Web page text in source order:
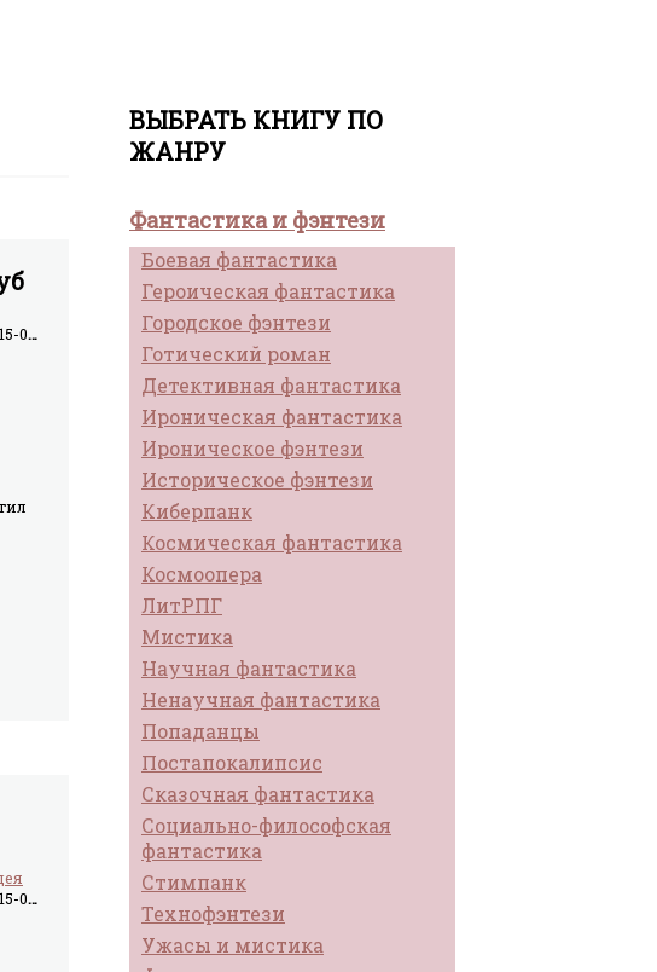
ВЫБРАТЬ КНИГУ ПО
ЖАНРУ
Фантастика и фэнтези
Боевая фантастика
Героическая фантастика
Городское фэнтези
Готический роман
Детективная фантастика
Ироническая фантастика
Ироническое фэнтези
Историческое фэнтези
Киберпанк
Космическая фантастика
Космоопера
ЛитРПГ
Мистика
Научная фантастика
Ненаучная фантастика
Попаданцы
Постапокалипсис
Сказочная фантастика
Социально-философская
фантастика
Стимпанк
Технофэнтези
Ужасы и мистика
06-30
07-10